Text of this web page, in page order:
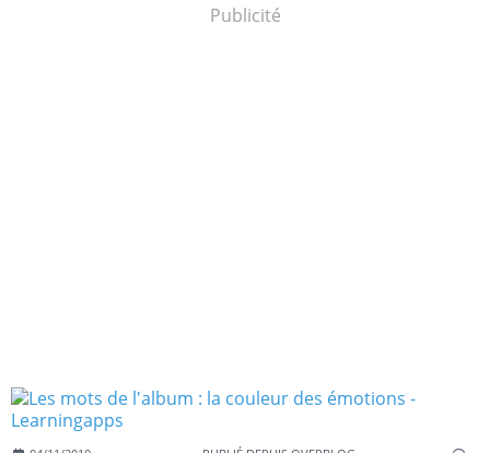
Publicité